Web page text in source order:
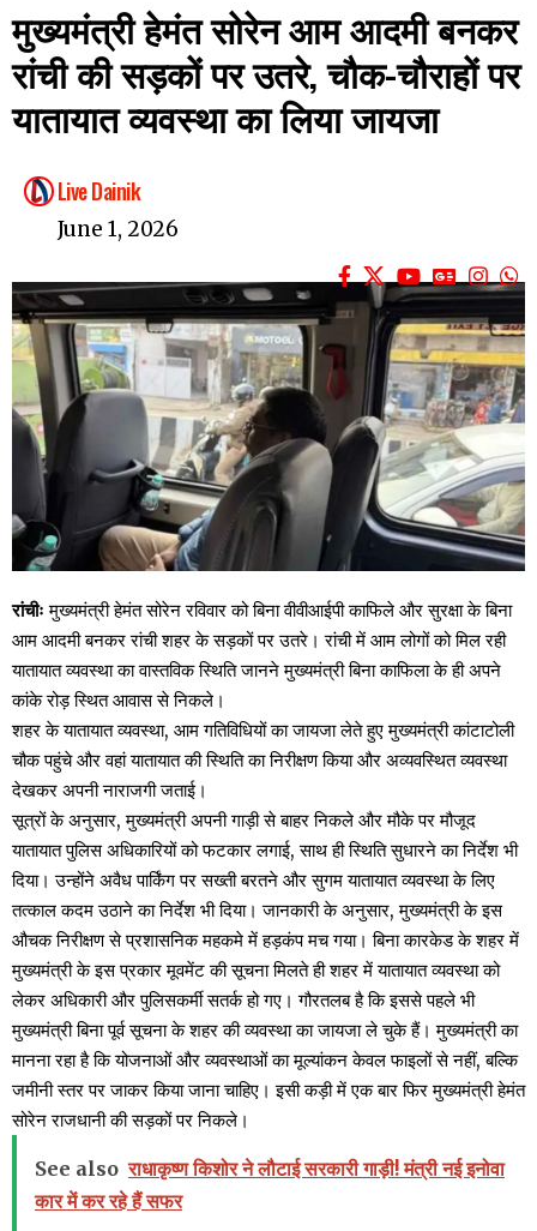
मुख्यमंत्री हेमंत सोरेन आम आदमी बनकर
रांची की सड़कों पर उतरे, चौक-चौराहों पर
यातायात व्यवस्था का लिया जायजा
Live Dainik
June 1, 2026
रांचीः मुख्यमंत्री हेमंत सोरेन रविवार को बिना वीवीआईपी काफिले और सुरक्षा के बिना
आम आदमी बनकर रांची शहर के सड़कों पर उतरे। रांची में आम लोगों को मिल रही
यातायात व्यवस्था का वास्तविक स्थिति जानने मुख्यमंत्री बिना काफिला के ही अपने
कांके रोड़ स्थित आवास से निकले।
शहर के यातायात व्यवस्था, आम गतिविधियों का जायजा लेते हुए मुख्यमंत्री कांटाटोली
चौक पहुंचे और वहां यातायात की स्थिति का निरीक्षण किया और अव्यवस्थित व्यवस्था
देखकर अपनी नाराजगी जताई।
सूत्रों के अनुसार, मुख्यमंत्री अपनी गाड़ी से बाहर निकले और मौके पर मौजूद
यातायात पुलिस अधिकारियों को फटकार लगाई, साथ ही स्थिति सुधारने का निर्देश भी
दिया। उन्होंने अवैध पार्किंग पर सख्ती बरतने और सुगम यातायात व्यवस्था के लिए
तत्काल कदम उठाने का निर्देश भी दिया। जानकारी के अनुसार, मुख्यमंत्री के इस
औचक निरीक्षण से प्रशासनिक महकमे में हड़कंप मच गया। बिना कारकेड के शहर में
मुख्यमंत्री के इस प्रकार मूवमेंट की सूचना मिलते ही शहर में यातायात व्यवस्था को
लेकर अधिकारी और पुलिसकर्मी सतर्क हो गए। गौरतलब है कि इससे पहले भी
मुख्यमंत्री बिना पूर्व सूचना के शहर की व्यवस्था का जायजा ले चुके हैं। मुख्यमंत्री का
मानना रहा है कि योजनाओं और व्यवस्थाओं का मूल्यांकन केवल फाइलों से नहीं, बल्कि
जमीनी स्तर पर जाकर किया जाना चाहिए। इसी कड़ी में एक बार फिर मुख्यमंत्री हेमंत
सोरेन राजधानी की सड़कों पर निकले।
See also राधाकृष्ण किशोर ने लौटाई सरकारी गाड़ी! मंत्री नई इनोवा
कार में कर रहे हैं सफर